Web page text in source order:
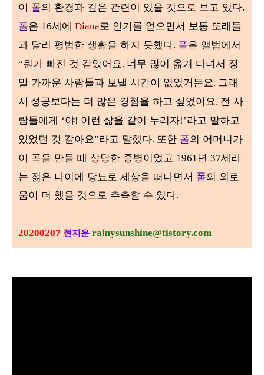
이 폴의 환경과 깊은 관련이 있을 것으로 보고 있다.
폴은 16세에 Diana로 인기를 얻으면서 보통 또래들
과 달리 평범한 생활을 하지 못했다. 폴은 앨범에서
“뭔가 빠진 것 같았어요. 너무 많이 옮겨 다녀서 정
말 가까운 사람들과 보낼 시간이 없었거든요. 그래
서 성공보다는 더 많은 경험을 하고 싶었어요. 전 사
람들에게 ‘야! 이런 삶을 같이 누리자!’라고 말하고
있었던 것 같아요”라고 말했다. 또한 폴의 어머니가
이 곡을 만들 때 상당한 중병이었고 1961년 37세라
는 젊은 나이에 당뇨로 세상을 떠나면서 폴의 외로
움이 더 했을 것으로 추측할 수 있다.
20200207 현지운 rainysunshine@tistory.com